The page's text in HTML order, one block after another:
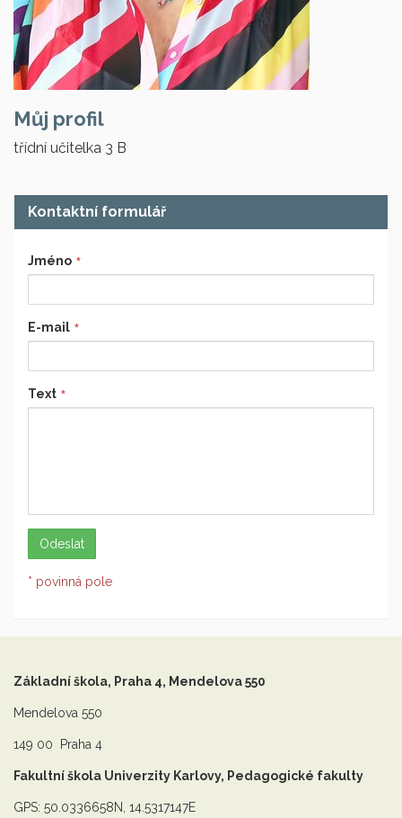
Můj profil
třídní učitelka 3 B
Kontaktní formulář
Jméno
E-mail
Text
* povinná pole
Základní škola, Praha 4, Mendelova 550
Mendelova 550
149 00 Praha 4
Fakultní škola Univerzity Karlovy, Pedagogické fakulty
GPS: 50.0336658N, 14.5317147E